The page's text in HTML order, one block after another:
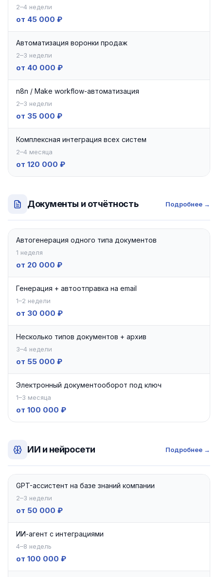
2–4 недели
от 45 000 ₽
Автоматизация воронки продаж
2–3 недели
от 40 000 ₽
n8n / Make workflow-автоматизация
2–3 недели
от 35 000 ₽
Комплексная интеграция всех систем
2–4 месяца
от 120 000 ₽
Документы и отчётность Подробнее →
Автогенерация одного типа документов
1 неделя
от 20 000 ₽
Генерация + автоотправка на email
1–2 недели
от 30 000 ₽
Несколько типов документов + архив
3–4 недели
от 55 000 ₽
Электронный документооборот под ключ
1–3 месяца
от 100 000 ₽
ИИ и нейросети Подробнее →
GPT-ассистент на базе знаний компании
2–3 недели
от 50 000 ₽
ИИ-агент с интеграциями
4–8 недель
от 100 000 ₽